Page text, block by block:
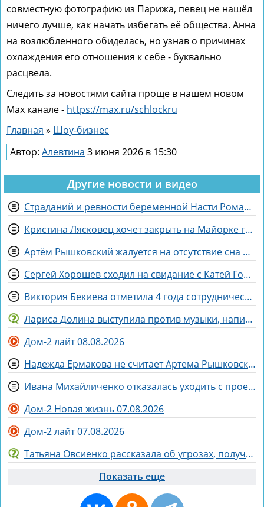
совместную фотографию из Парижа, певец не нашёл
ничего лучше, как начать избегать её общества. Анна
на возлюбленного обиделась, но узнав о причинах
охлаждения его отношения к себе - буквально
расцвела.
Следить за новостями сайта проще в нашем новом
Max канале - https://max.ru/schlockru
Главная » Шоу-бизнес
Автор: Алевтина 3 июня 2026 в 15:30
Другие новости и видео
Страданий и ревности беременной Насти Ромашовой не понимает Яна Фиткевич
Кристина Лясковец хочет закрыть на Майорке гештальт
Артём Рышковский жалуется на отсутствие сна из-за Нади Ермаковой
Сергей Хорошев сходил на свидание с Катей Гориной
Виктория Бекиева отметила 4 года сотрудничества с Домом 2
Лариса Долина выступила против музыки, написанной искусственным интеллектом
Дом-2 лайт 08.08.2026
Надежда Ермакова не считает Артема Рышковского «таблеткой» от неудачных отношений
Ивана Михайличенко отказалась уходить с проекта за Алексеем Адеевым
Дом-2 Новая жизнь 07.08.2026
Дом-2 лайт 07.08.2026
Татьяна Овсиенко рассказала об угрозах, полученных мамой
Показать еще